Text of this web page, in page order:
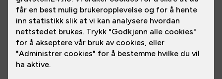
informasjon, pris eller tilsvarende. Kunden vil i slike
tilfeller bli gjort oppmerksom på hva som er feil og få
valget mellom å kansellere ordre eller gjennomføre
kjøpet etter korrigering av feil/mangler. Vi forbeholder
oss retten til å kansellere ordre om nødvendig.